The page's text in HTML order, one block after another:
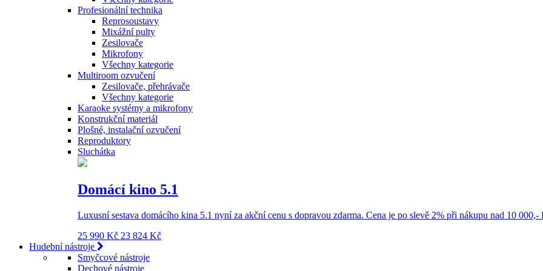
Profesionální technika
Reprosoustavy
Mixážní pulty
Zesilovače
Mikrofony
Všechny kategorie
Multiroom ozvučení
Zesilovače, přehrávače
Všechny kategorie
Karaoke systémy a mikrofony
Konstrukční materiál
Plošné, instalační ozvučení
Reproduktory
Sluchátka
Domácí kino 5.1
Luxusní sestava domácího kina 5.1 nyní za akční cenu s dopravou zdarma. Cena je po slevě 2% při nákupu nad 10 000,-
25 990 Kč 23 824 Kč
Hudební nástroje
Smyčcové nástroje
Dechové nástroje